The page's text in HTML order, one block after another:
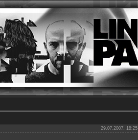
29.07.2007, 18:25